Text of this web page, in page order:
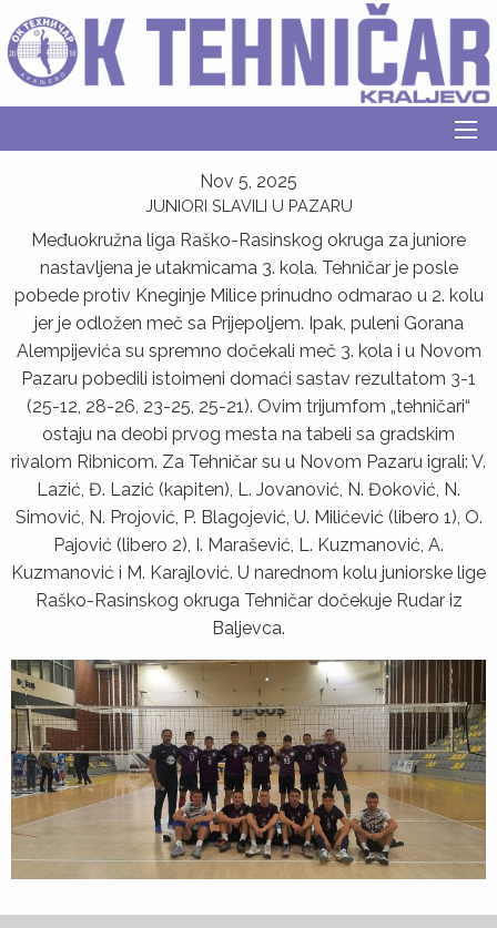
Nov 5, 2025
JUNIORI SLAVILI U PAZARU
Međuokružna liga Raško-Rasinskog okruga za juniore
nastavljena je utakmicama 3. kola. Tehničar je posle
pobede protiv Kneginje Milice prinudno odmarao u 2. kolu
jer je odložen meč sa Prijepoljem. Ipak, puleni Gorana
Alempijevića su spremno dočekali meč 3. kola i u Novom
Pazaru pobedili istoimeni domaći sastav rezultatom 3-1
(25-12, 28-26, 23-25, 25-21). Ovim trijumfom „tehničari“
ostaju na deobi prvog mesta na tabeli sa gradskim
rivalom Ribnicom. Za Tehničar su u Novom Pazaru igrali: V.
Lazić, Đ. Lazić (kapiten), L. Jovanović, N. Đoković, N.
Simović, N. Projović, P. Blagojević, U. Milićević (libero 1), O.
Pajović (libero 2), I. Marašević, L. Kuzmanović, A.
Kuzmanović i M. Karajlović. U narednom kolu juniorske lige
Raško-Rasinskog okruga Tehničar dočekuje Rudar iz
Baljevca.